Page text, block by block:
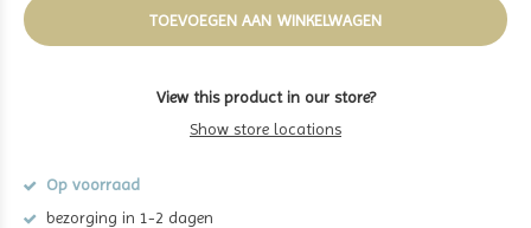
TOEVOEGEN AAN WINKELWAGEN
View this product in our store?
Show store locations
Op voorraad
bezorging in 1-2 dagen